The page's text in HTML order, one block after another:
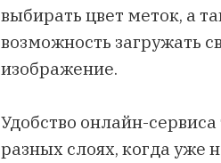
выбирать цвет меток, а
возможность загружать
изображение.
Удобство онлайн-
разных слоях, когда уже